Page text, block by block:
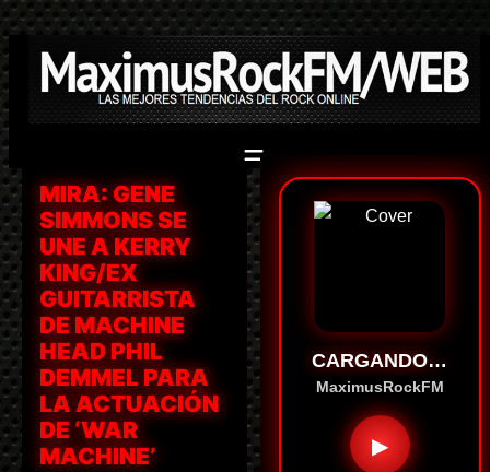
Saltar
al
contenido
MIRA: GENE
SIMMONS SE
UNE A KERRY
KING/EX
GUITARRISTA
DE MACHINE
HEAD PHIL
DEMMEL PARA
LA ACTUACIÓN
DE ‘WAR
MACHINE’
CARGANDO…
MaximusRockFM
▶